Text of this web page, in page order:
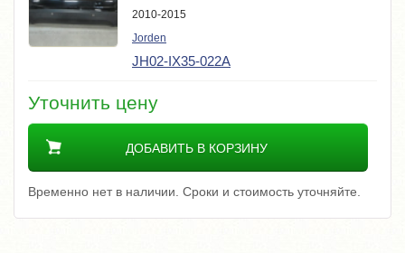
2010-2015
Jorden
JH02-IX35-022A
Уточнить цену
ДОБАВИТЬ В КОРЗИНУ
Временно нет в наличии. Сроки и стоимость уточняйте.